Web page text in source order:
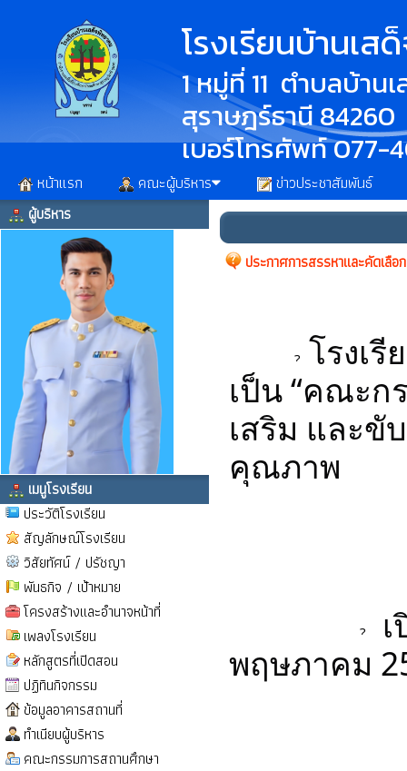
โรงเรียนบ้านเ
1 หมู่ที่ 11 ตำบลบ้าน
สุราษฎร์ธานี 84260
เบอร์โทรศัพท์ 077-
หน้าแรก คณะผู้บริหาร ข่าวประชาสัมพันธ์
ผู้บริหาร
เมนูโรงเรียน
ประวัติโรงเรียน
สัญลักษณ์โรงเรียน
วิสัยทัศน์ / ปรัชญา
พันธกิจ / เป้าหมาย
โครงสร้างและอำนาจหน้าที่
เพลงโรงเรียน
หลักสูตรที่เปิดสอน
ปฏิทินกิจกรรม
ข้อมูลอาคารสถานที่
ทำเนียบผู้บริหาร
คณะกรรมการสถานศึกษา
ประกาศการสรรหาและคัดเลื
โรงเ
เป็น “คณะ
เสริม และขั
คุณภาพ
พฤษภาคม